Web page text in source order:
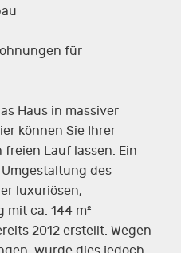
für
Haus in massiver
können Sie Ihrer
freien Lauf lassen. Ein
des
luxuriösen,
mit ca. 144 m²
2012 erstellt. Wegen